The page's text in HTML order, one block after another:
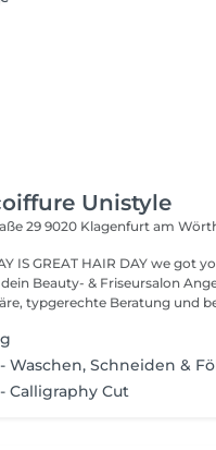
Unistyle
29 9020 Klagenfurt am
IS GREAT HAIR DAY we got
Beauty- & Friseursalon Angenehme
typgerechte Beratung und
Waschen, Schneiden &
Calligraphy Cut